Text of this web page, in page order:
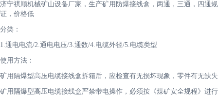
济宁祺顺机械矿山设备厂家，生产矿用防爆接线盒，两通，三通，四通
证，价格低
分类：
1.通电电流/2.通电电压/3.通数/4.电缆外径/5.电缆类型
使用方法：
矿用隔爆型高压电缆接线盒拆箱后，应检查有无损坏现象，零件有无缺
矿用隔爆型高压电缆接线盒严禁带电操作，必须按《煤矿安全规程》进